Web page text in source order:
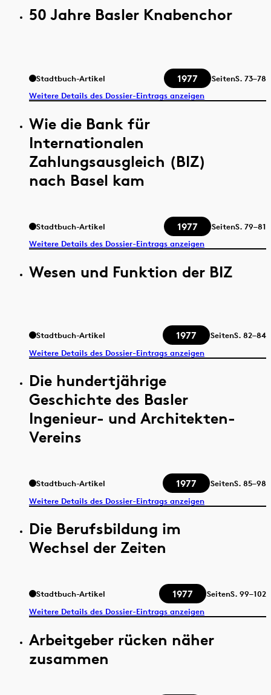
50 Jahre Basler Knabenchor
Stadtbuch-Artikel 1977 SeitenS. 73–78
Weitere Details des Dossier-Eintrags anzeigen
Wie die Bank für
Internationalen
Zahlungsausgleich (BIZ)
nach Basel kam
Stadtbuch-Artikel 1977 SeitenS. 79–81
Weitere Details des Dossier-Eintrags anzeigen
Wesen und Funktion der BIZ
Stadtbuch-Artikel 1977 SeitenS. 82–84
Weitere Details des Dossier-Eintrags anzeigen
Die hundertjährige
Geschichte des Basler
Ingenieur- und Architekten-
Vereins
Stadtbuch-Artikel 1977 SeitenS. 85–98
Weitere Details des Dossier-Eintrags anzeigen
Die Berufsbildung im
Wechsel der Zeiten
Stadtbuch-Artikel 1977 SeitenS. 99–102
Weitere Details des Dossier-Eintrags anzeigen
Arbeitgeber rücken näher
zusammen